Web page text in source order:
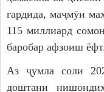
гардида, маҷмӯи
115 миллиард
баробар афзоиш
Аз ҷумла соли
доштани